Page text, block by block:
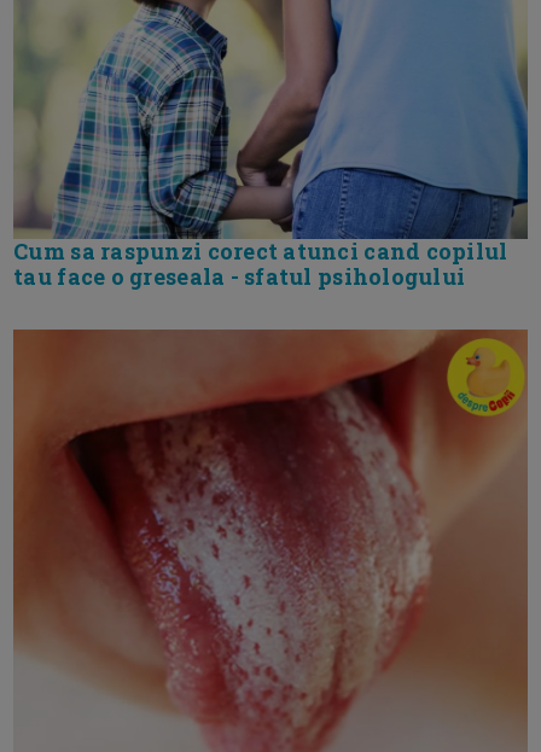
Cum sa raspunzi corect atunci cand copilul
tau face o greseala - sfatul psihologului